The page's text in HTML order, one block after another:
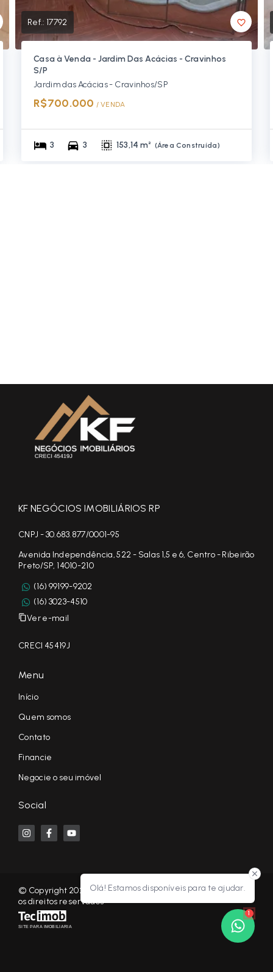
Ref.: 17792
Casa à Venda - Jardim Das Acácias - Cravinhos
S/P
Jardim das Acácias - Cravinhos/SP
R$700.000 / VENDA
3 3 153,14 m² (Área Construída)
Olá! Estamos disponíveis para te ajudar.
1
KF NEGÓCIOS IMOBILIÁRIOS RP
CNPJ - 30.683.877/0001-95
Avenida Independência, 522 - Salas 1,5 e 6, Centro - Ribeirão
Preto/SP, 14010-210
(16) 99199-9202
(16) 3023-4510
Ver e-mail
CRECI 45419J
Menu
Início
Quem somos
Contato
Financie
Negocie o seu imóvel
Social
© Copyright 2026 - KF NEGÓCIOS IMOBILIÁRIOS RP - Todos
os direitos reservados
SITE PARA IMOBILIARIA